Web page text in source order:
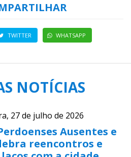
TWITTER WHATSAPP
NOTÍCIAS
27 de julho de 2026
Ausentes e
reencontros e